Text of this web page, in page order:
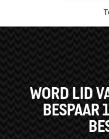
WORD LID
BESPAAR